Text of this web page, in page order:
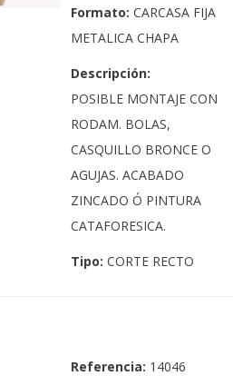
Formato:CARCASA FIJA
METALICA CHAPA
Descripción:
POSIBLE MONTAJE CON
RODAM. BOLAS,
CASQUILLO BRONCE O
AGUJAS. ACABADO
ZINCADO Ó PINTURA
CATAFORESICA.
Tipo:CORTE RECTO
Referencia: 14046